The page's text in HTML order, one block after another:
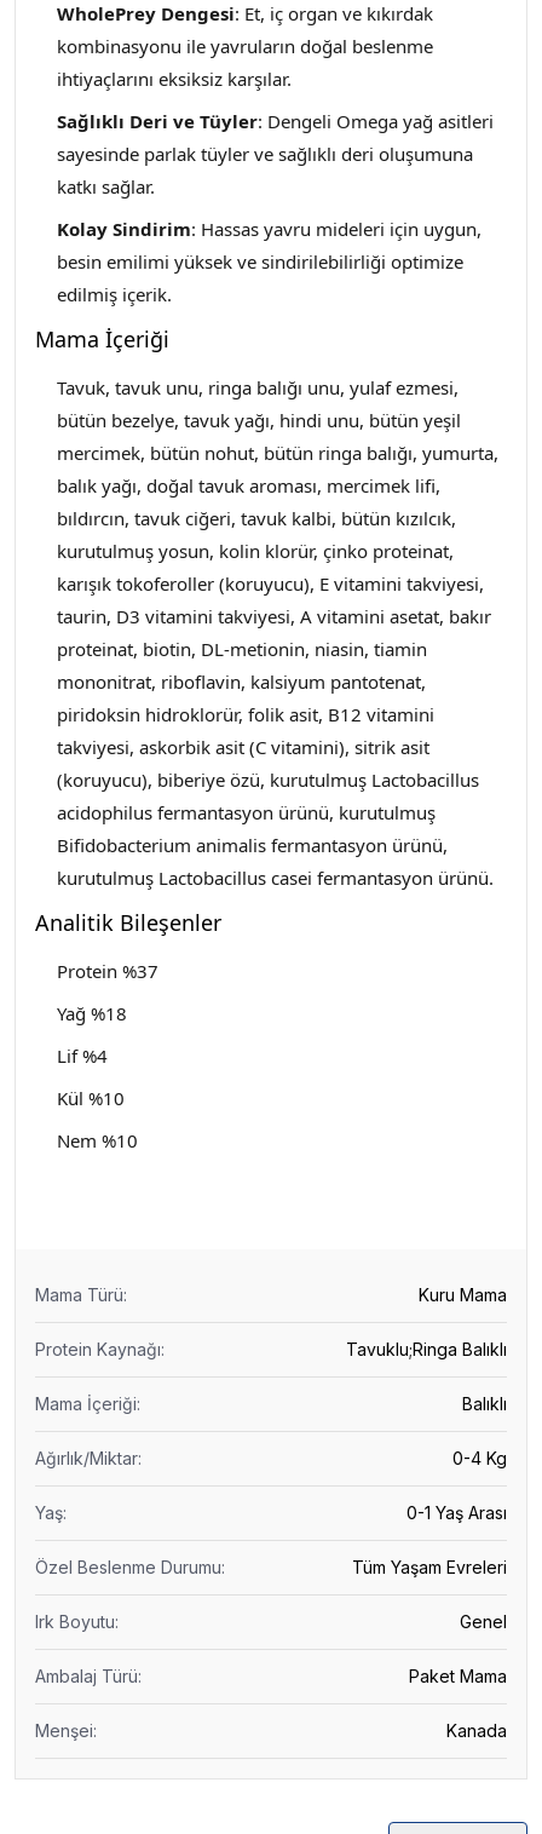
WholePrey Dengesi: Et, iç organ ve kıkırdak
kombinasyonu ile yavruların doğal beslenme
ihtiyaçlarını eksiksiz karşılar.
Sağlıklı Deri ve Tüyler: Dengeli Omega yağ asitleri
sayesinde parlak tüyler ve sağlıklı deri oluşumuna
katkı sağlar.
Kolay Sindirim: Hassas yavru mideleri için uygun,
besin emilimi yüksek ve sindirilebilirliği optimize
edilmiş içerik.
Mama İçeriği
Tavuk, tavuk unu, ringa balığı unu, yulaf ezmesi,
bütün bezelye, tavuk yağı, hindi unu, bütün yeşil
mercimek, bütün nohut, bütün ringa balığı, yumurta,
balık yağı, doğal tavuk aroması, mercimek lifi,
bıldırcın, tavuk ciğeri, tavuk kalbi, bütün kızılcık,
kurutulmuş yosun, kolin klorür, çinko proteinat,
karışık tokoferoller (koruyucu), E vitamini takviyesi,
taurin, D3 vitamini takviyesi, A vitamini asetat, bakır
proteinat, biotin, DL-metionin, niasin, tiamin
mononitrat, riboflavin, kalsiyum pantotenat,
piridoksin hidroklorür, folik asit, B12 vitamini
takviyesi, askorbik asit (C vitamini), sitrik asit
(koruyucu), biberiye özü, kurutulmuş Lactobacillus
acidophilus fermantasyon ürünü, kurutulmuş
Bifidobacterium animalis fermantasyon ürünü,
kurutulmuş Lactobacillus casei fermantasyon ürünü.
Analitik Bileşenler
Protein %37
Yağ %18
Lif %4
Kül %10
Nem %10
Mama Türü: Kuru Mama
Protein Kaynağı: Tavuklu;Ringa Balıklı
Mama İçeriği: Balıklı
Ağırlık/Miktar: 0-4 Kg
Yaş: 0-1 Yaş Arası
Özel Beslenme Durumu: Tüm Yaşam Evreleri
Irk Boyutu: Genel
Ambalaj Türü: Paket Mama
Menşei: Kanada